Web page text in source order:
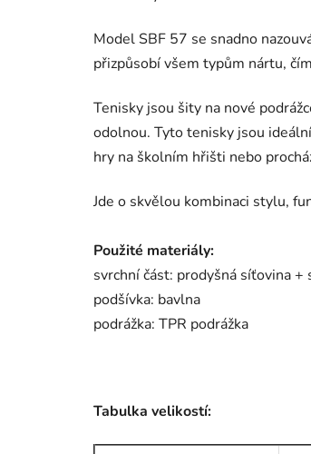
Model SBF 57 se snadno
přizpůsobí všem typům nártu,
Tenisky jsou šity na nové
odolnou. Tyto tenisky jsou
hry na školním hřišti nebo
Jde o skvělou kombinaci stylu,
Použité materiály:
svrchní část: prodyšná síťovina +
podšívka: bavlna
podrážka: TPR podrážka
Tabulka velikostí: